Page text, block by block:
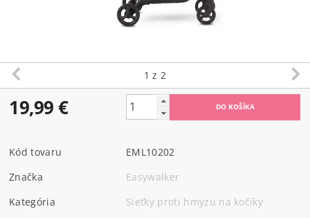
1 z 2
19,99 €
Kód tovaru
EML10202
Značka
Easywalker
Kategória
Sieťky proti hmyzu na kočíky